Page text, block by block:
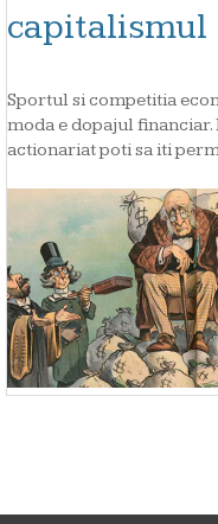
capitalismul
Sportul si competitia
moda e dopajul financiar.
actionariat poti sa iti